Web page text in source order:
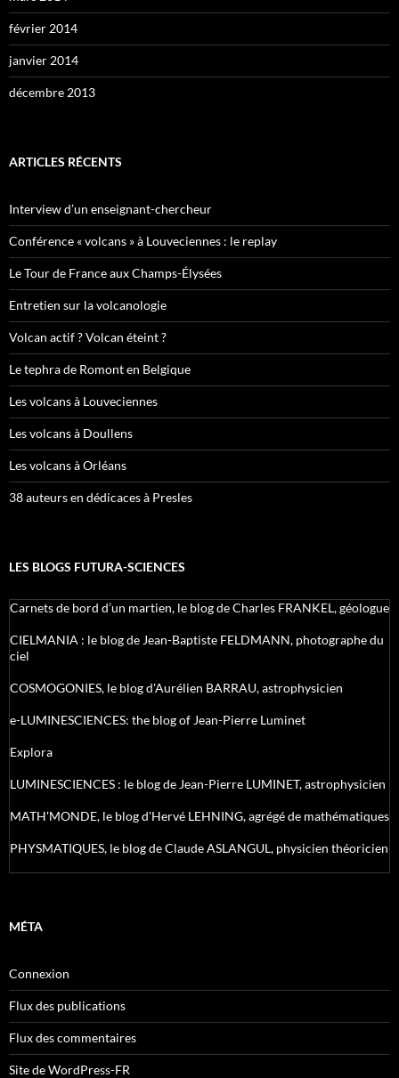
février 2014
janvier 2014
décembre 2013
ARTICLES RÉCENTS
Interview d’un enseignant-chercheur
Conférence « volcans » à Louveciennes : le replay
Le Tour de France aux Champs-Élysées
Entretien sur la volcanologie
Volcan actif ? Volcan éteint ?
Le tephra de Romont en Belgique
Les volcans à Louveciennes
Les volcans à Doullens
Les volcans à Orléans
38 auteurs en dédicaces à Presles
LES BLOGS FUTURA-SCIENCES
Carnets de bord d’un martien, le blog de Charles FRANKEL, géologue
CIELMANIA : le blog de Jean-Baptiste FELDMANN, photographe du
ciel
COSMOGONIES, le blog d'Aurélien BARRAU, astrophysicien
e-LUMINESCIENCES: the blog of Jean-Pierre Luminet
Explora
LUMINESCIENCES : le blog de Jean-Pierre LUMINET, astrophysicien
MATH'MONDE, le blog d'Hervé LEHNING, agrégé de mathématiques
PHYSMATIQUES, le blog de Claude ASLANGUL, physicien théoricien
MÉTA
Connexion
Flux des publications
Flux des commentaires
Site de WordPress-FR